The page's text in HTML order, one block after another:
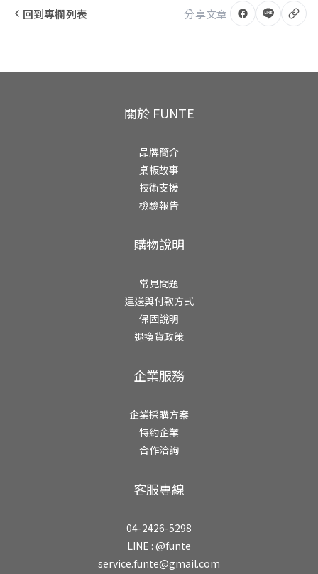
回到專欄列表 分享文章
關於 FUNTE
品牌簡介
桌板故事
技術支援
檢驗報告
購物說明
常見問題
運送與付款方式
保固說明
退換貨政策
企業服務
企業採購方案
特約企業
合作洽詢
客服專線
04-2426-5298
LINE : @funte
service.funte@gmail.com